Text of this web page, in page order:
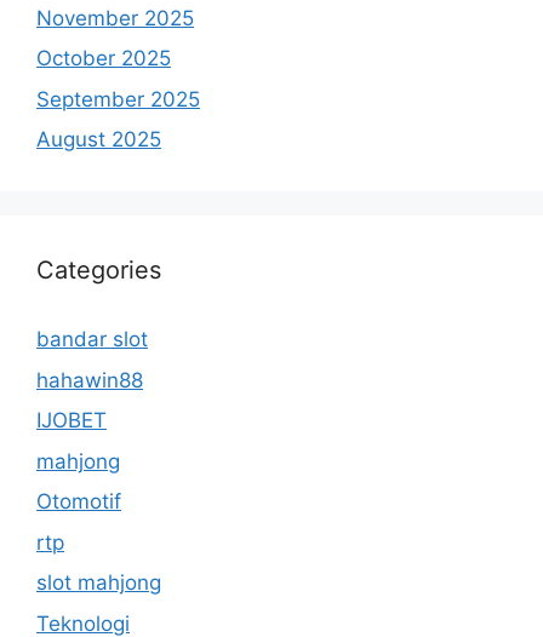
November 2025
October 2025
September 2025
August 2025
Categories
bandar slot
hahawin88
IJOBET
mahjong
Otomotif
rtp
slot mahjong
Teknologi